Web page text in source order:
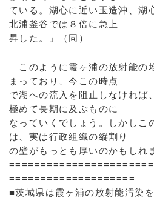
ている。湖心に近い玉造沖、湖
北浦釜谷では８倍に急上
昇した。」（同）
このように霞ヶ浦の放射能の
まっており、今この時点
で湖への流入を阻止しなければ
極めて長期に及ぶものに
なっていくでしょう。しかしこ
は、実は行政組織の縦割り
の壁がもっとも厚いのかもしれ
====================
■茨城県は霞ヶ浦の放射能汚染を